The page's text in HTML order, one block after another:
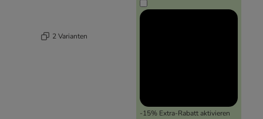
2 Varianten
-15% Extra-Rabatt aktivieren